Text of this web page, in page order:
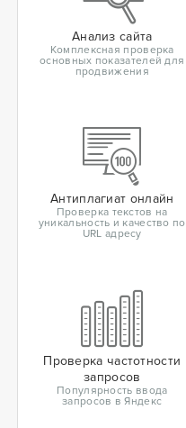
Анализ сайта
Комплексная проверка
основных показателей для
продвижения
Антиплагиат онлайн
Проверка текстов на
уникальность и качество по
URL адресу
Проверка частотности
запросов
Популярность ввода
запросов в Яндекс